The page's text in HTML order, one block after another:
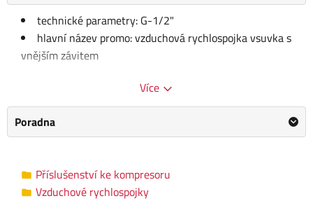
technické parametry: G-1/2"
hlavní název promo: vzduchová rychlospojka vsuvka s
vnějším závitem
Vzduchové rychlospojky
Výrobce
Informace o výrobci
Více
Poradna
Příslušenství ke kompresoru
Vzduchové rychlospojky